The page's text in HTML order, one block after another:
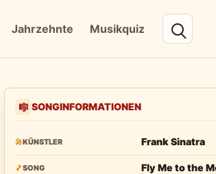
Jahrzehnte Musikquiz
🎼 SONGINFORMATIONEN
🎤KÜNSTLER Frank Sinatra
🎵SONG Fly Me to the